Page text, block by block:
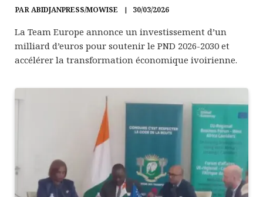
PARABIDJANPRESS/MOWISE 30/03/2026
La Team Europe annonce un investissement d’un
milliard d’euros pour soutenir le PND 2026-2030 et
accélérer la transformation économique ivoirienne.